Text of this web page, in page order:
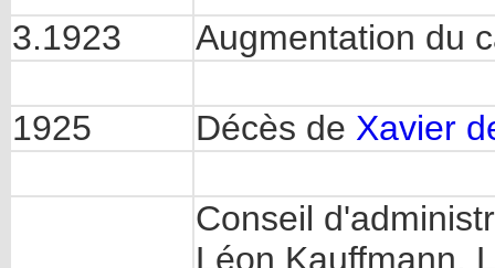
3.1923 Augmentation du
1925 Décès de Xavier
Conseil
Léon Kauffmann,